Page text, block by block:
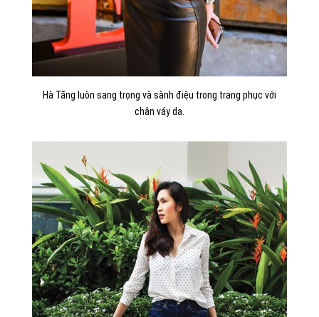
Hà Tăng luôn sang trọng và sành điệu trong trang phục với
chân váy da.